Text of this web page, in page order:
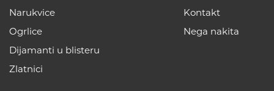
Narukvice
Ogrlice
Dijamanti u blisteru
Zlatnici
Kontakt
Nega nakita